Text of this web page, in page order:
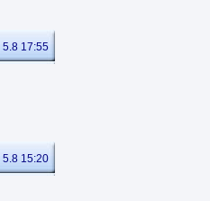
| 5.8 17:55
| 5.8 15:20